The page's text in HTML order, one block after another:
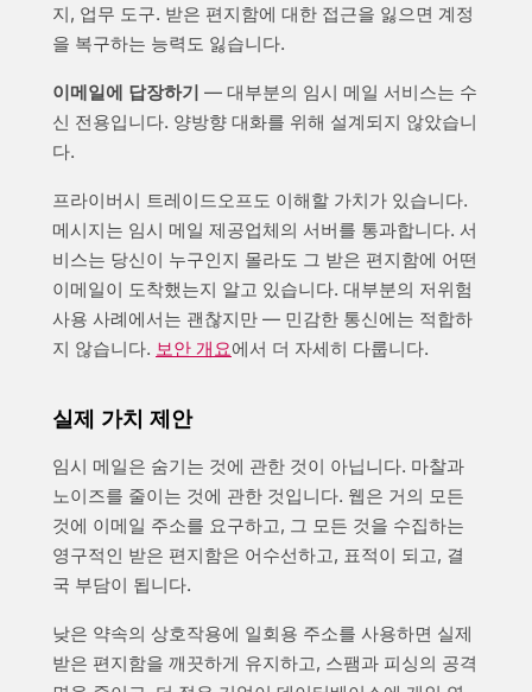
지, 업무 도구. 받은 편지함에 대한 접근을 잃으면 계정
을 복구하는 능력도 잃습니다.
이메일에 답장하기 — 대부분의 임시 메일 서비스는 수
신 전용입니다. 양방향 대화를 위해 설계되지 않았습니
다.
프라이버시 트레이드오프도 이해할 가치가 있습니다.
메시지는 임시 메일 제공업체의 서버를 통과합니다. 서
비스는 당신이 누구인지 몰라도 그 받은 편지함에 어떤
이메일이 도착했는지 알고 있습니다. 대부분의 저위험
사용 사례에서는 괜찮지만 — 민감한 통신에는 적합하
지 않습니다. 보안 개요에서 더 자세히 다룹니다.
실제 가치 제안
임시 메일은 숨기는 것에 관한 것이 아닙니다. 마찰과
노이즈를 줄이는 것에 관한 것입니다. 웹은 거의 모든
것에 이메일 주소를 요구하고, 그 모든 것을 수집하는
영구적인 받은 편지함은 어수선하고, 표적이 되고, 결
국 부담이 됩니다.
낮은 약속의 상호작용에 일회용 주소를 사용하면 실제
받은 편지함을 깨끗하게 유지하고, 스팸과 피싱의 공격